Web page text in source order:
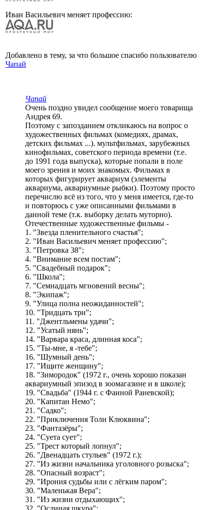
Иван Васильевич меняет профессию:
Добавлено в тему, за что большое спасибо пользователю
Чапай
Чапай
Очень поздно увидел сообщение моего товарища
Андрея 69.
Поэтому с запозданием откликаюсь на вопрос о
художественных фильмах (комедиях, драмах,
детских фильмах ...). мультфильмах, зарубежных
кинофильмах, советского периода времени (т.е.
до 1991 года выпуска), которые попали в поле
моего зрения и моих знакомых. Фильмах в
которых фигурирует аквариум (элементы
аквариума, аквариумные рыбки). Поэтому просто
перечислю всё из того, что у меня имеется, где-то
и повторюсь с уже описанными фильмами в
данной теме (т.к. выборку делать муторно).
Отечественные художественные фильмы -
1. "Звезда пленительного счастья";
2. "Иван Васильевич меняет профессию";
3. "Петровка 38";
4. "Внимание всем постам";
5. "Свадебный подарок";
6. "Школа";
7. "Семнадцать мгновений весны";
8. "Экипаж";
9. "Улица полна неожиданностей";
10. "Тридцать три";
11. "Джентльмены удачи";
12. "Усатый нянь";
14. "Варвара краса, длинная коса";
15. "Ты-мне, я -тебе";
16. "Шумный день";
17. "Ищите женщину";
18. "Зимородок" (1972 г., очень хорошо показан
аквариумный эпизод в зоомагазине и в школе);
19. "Свадьба" (1944 г. с Фаиной Раневской);
20. "Капитан Немо";
21. "Садко";
22. "Приключения Толи Клюквина";
23. "Фантазёры";
24. "Суета сует";
25. "Трест который лопнул";
26. "Двенадцать стульев" (1972 г.);
27. "Из жизни начальника уголовного розыска";
28. "Опасный возраст";
29. "Ирония судьбы или с лёгким паром";
30. "Маленькая Вера";
31. "Из жизни отдыхающих";
32. "Ослиная шкура";